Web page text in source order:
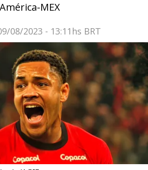
MEX
08/2023 - 13:11hs BRT